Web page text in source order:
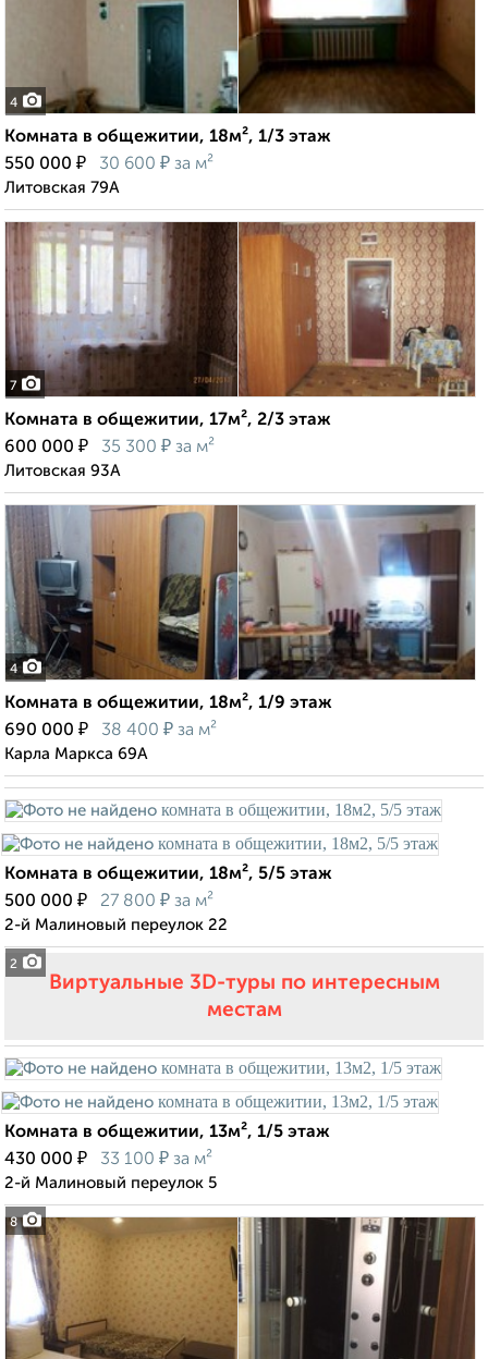
4
Комната в общежитии, 18м², 1/3 этаж
550 000 ₽ 30 600 ₽ за м²
Литовская 79А
7
Комната в общежитии, 17м², 2/3 этаж
600 000 ₽ 35 300 ₽ за м²
Литовская 93А
4
Комната в общежитии, 18м², 1/9 этаж
690 000 ₽ 38 400 ₽ за м²
Карла Маркса 69А
2
Комната в общежитии, 18м², 5/5 этаж
500 000 ₽ 27 800 ₽ за м²
2-й Малиновый переулок 22
Виртуальные 3D-туры по интересным
местам
8
Комната в общежитии, 13м², 1/5 этаж
430 000 ₽ 33 100 ₽ за м²
2-й Малиновый переулок 5